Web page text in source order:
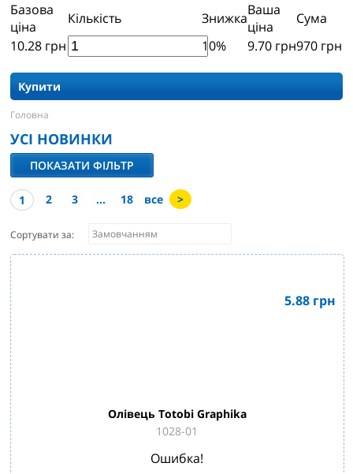
Базова
ціна
Кількість ЗнижкаВаша
ціна
Сума
10.28 грн 10% 9.70 грн970 грн
Купити
Головна
УСІ НОВИНКИ
ПОКАЗАТИ ФІЛЬТР
1 2 3 ... 18 все >
Сортувати за:
5.88 грн
Олівець Totobi Graphika
1028-01
Ошибка!